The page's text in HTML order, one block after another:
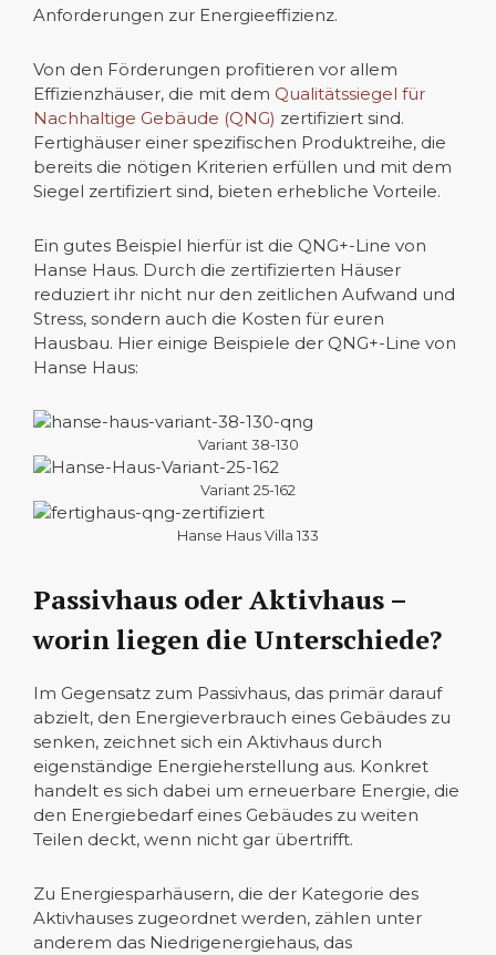
Anforderungen zur Energieeffizienz.
Von den Förderungen profitieren vor allem
Effizienzhäuser, die mit dem Qualitätssiegel für
Nachhaltige Gebäude (QNG) zertifiziert sind.
Fertighäuser einer spezifischen Produktreihe, die
bereits die nötigen Kriterien erfüllen und mit dem
Siegel zertifiziert sind, bieten erhebliche Vorteile.
Ein gutes Beispiel hierfür ist die QNG+-Line von
Hanse Haus. Durch die zertifizierten Häuser
reduziert ihr nicht nur den zeitlichen Aufwand und
Stress, sondern auch die Kosten für euren
Hausbau. Hier einige Beispiele der QNG+-Line von
Hanse Haus:
Variant 38-130
Variant 25-162
Hanse Haus Villa 133
Passivhaus oder Aktivhaus –
worin liegen die Unterschiede?
Im Gegensatz zum Passivhaus, das primär darauf
abzielt, den Energieverbrauch eines Gebäudes zu
senken, zeichnet sich ein Aktivhaus durch
eigenständige Energieherstellung aus. Konkret
handelt es sich dabei um erneuerbare Energie, die
den Energiebedarf eines Gebäudes zu weiten
Teilen deckt, wenn nicht gar übertrifft.
Zu Energiesparhäusern, die der Kategorie des
Aktivhauses zugeordnet werden, zählen unter
anderem das Niedrigenergiehaus, das